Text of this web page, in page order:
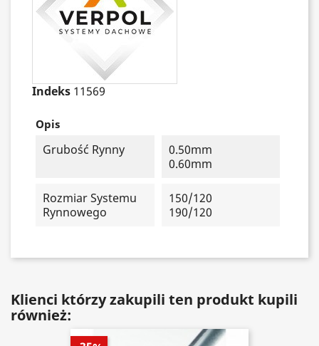
Indeks 11569
Opis
Grubość Rynny
0.50mm
0.60mm
Rozmiar Systemu
Rynnowego
150/120
190/120
Klienci którzy zakupili ten produkt kupili
również: